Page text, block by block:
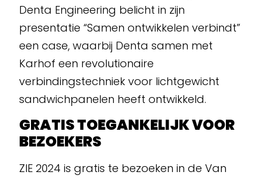
Denta Engineering belicht in zijn
presentatie “Samen ontwikkelen verbindt”
een case, waarbij Denta samen met
Karhof een revolutionaire
verbindingstechniek voor lichtgewicht
sandwichpanelen heeft ontwikkeld.
GRATIS TOEGANKELIJK VOOR
BEZOEKERS
ZIE 2024 is gratis te bezoeken in de Van